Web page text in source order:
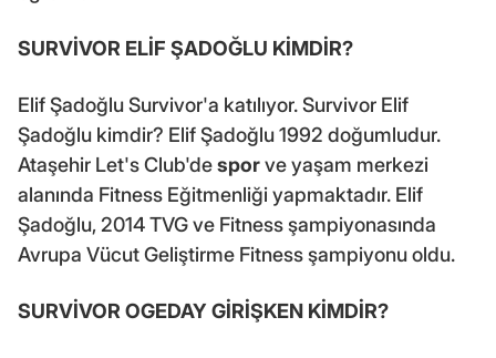
SURVİVOR ELİF ŞADOĞLU KİMDİR?
Elif Şadoğlu Survivor'a katılıyor. Survivor Elif
Şadoğlu kimdir? Elif Şadoğlu 1992 doğumludur.
Ataşehir Let's Club'desporve yaşam merkezi
alanında Fitness Eğitmenliği yapmaktadır. Elif
Şadoğlu, 2014 TVG ve Fitness şampiyonasında
Avrupa Vücut Geliştirme Fitness şampiyonu oldu.
SURVİVOR OGEDAY GİRİŞKEN KİMDİR?